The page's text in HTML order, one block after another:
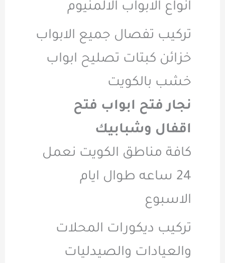
انواع الابواب الالمنيوم
تركيب تفصال جميع الابواب
خزائن كبتات تصليح ابواب
خشب بالكويت
نجار فتح ابواب فتح
اقفال وشبابيك
كافة مناطق الكويت نعمل
24 ساعه طوال ايام
الاسبوع
تركيب ديكورات المحلات
والعيادات والصيدليات